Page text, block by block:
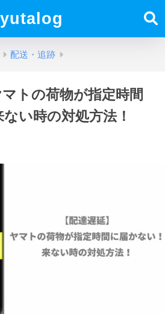
yutalog
配送・追跡
マトの荷物が指定時間
い時の対処方法！